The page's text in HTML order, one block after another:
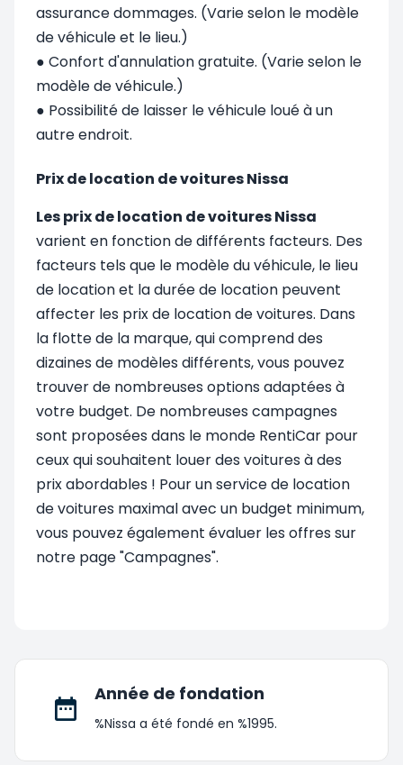
assurance dommages. (Varie selon le modèle
de véhicule et le lieu.)
● Confort d'annulation gratuite. (Varie selon le
modèle de véhicule.)
● Possibilité de laisser le véhicule loué à un
autre endroit.
Prix de location de voitures Nissa
Les prix de location de voitures Nissa
varient en fonction de différents facteurs. Des
facteurs tels que le modèle du véhicule, le lieu
de location et la durée de location peuvent
affecter les prix de location de voitures. Dans
la flotte de la marque, qui comprend des
dizaines de modèles différents, vous pouvez
trouver de nombreuses options adaptées à
votre budget. De nombreuses campagnes
sont proposées dans le monde RentiCar pour
ceux qui souhaitent louer des voitures à des
prix abordables ! Pour un service de location
de voitures maximal avec un budget minimum,
vous pouvez également évaluer les offres sur
notre page "Campagnes".
Année de fondation
%Nissa a été fondé en %1995.